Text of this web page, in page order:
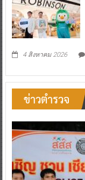
4 สิงหาคม 2026
ข่าวตำรวจ